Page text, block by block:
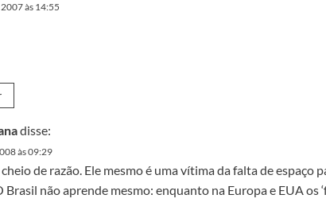
às 14:55
disse:
às 09:29
de razão. Ele mesmo é uma vítima da falta de espaço
Brasil não aprende mesmo: enquanto na Europa e EUA os